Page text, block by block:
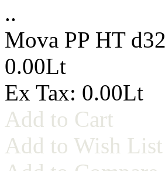
..
Mova PP HT
0.00Lt
Ex Tax: 0.00Lt
Add to Cart
Add to Wish List